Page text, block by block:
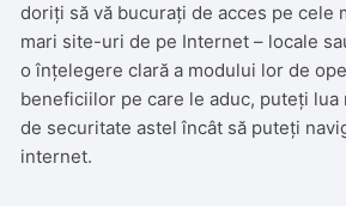
doriți să vă bucurați de acces pe cele
mari site-uri de pe Internet – locale
o înțelegere clară a modului lor de
beneficiilor pe care le aduc, puteți lua
de securitate astel încât să puteți
internet.